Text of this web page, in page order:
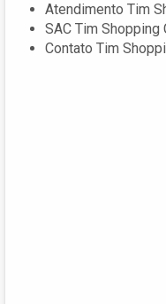
Atendimento Tim
SAC Tim Shopping
Contato Tim